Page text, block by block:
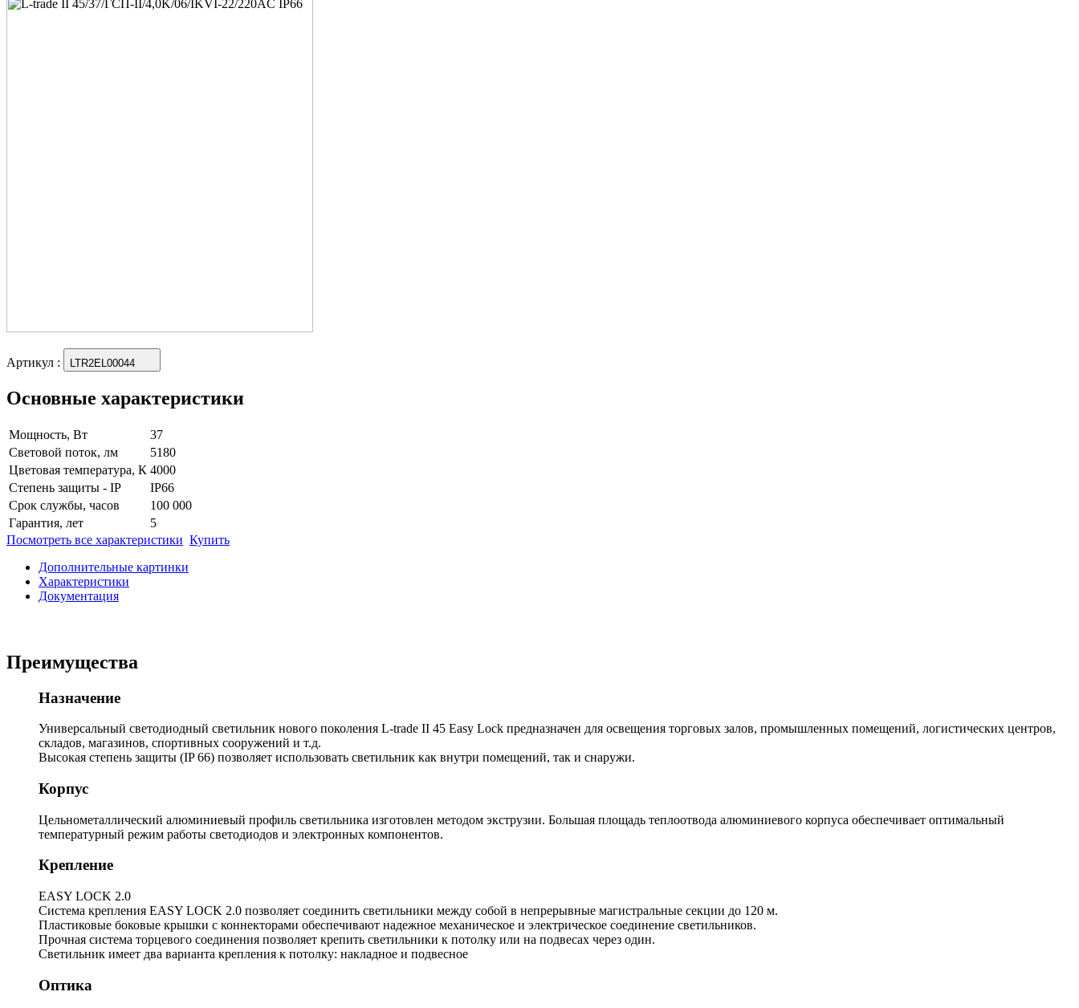
Артикул : LTR2EL00044
Основные характеристики
Мощность, Вт
37
Световой поток, лм
5180
Цветовая температура, К 4000
Степень защиты - IP
IP66
Срок службы, часов
100 000
Гарантия, лет
5
Посмотреть все характеристики Купить
Дополнительные картинки
Характеристики
Документация
Преимущества
Назначение
Универсальный светодиодный светильник нового поколения L-trade II 45 Easy Lock предназначен для освещения торговых залов, промышленных помещений, логистических центров,
складов, магазинов, спортивных сооружений и т.д.
Высокая степень защиты (IP 66) позволяет использовать светильник как внутри помещений, так и снаружи.
Корпус
Цельнометаллический алюминиевый профиль светильника изготовлен методом экструзии. Большая площадь теплоотвода алюминиевого корпуса обеспечивает оптимальный
температурный режим работы светодиодов и электронных компонентов.
Крепление
EASY LOCK 2.0
Система крепления EASY LOCK 2.0 позволяет соединить светильники между собой в непрерывные магистральные секции до 120 м.
Пластиковые боковые крышки с коннекторами обеспечивают надежное механическое и электрическое соединение светильников.
Прочная система торцевого соединения позволяет крепить светильники к потолку или на подвесах через один.
Светильник имеет два варианта крепления к потолку: накладное и подвесное
Оптика